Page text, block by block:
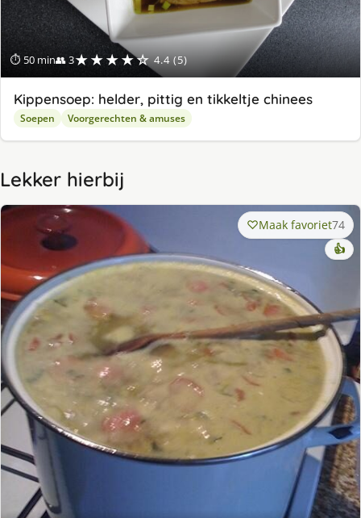
⏱ 50 min👥 3★★★★☆ 4.4 (5)
Kippensoep: helder, pittig en tikkeltje chinees
Soepen Voorgerechten & amuses
Lekker hierbij
Maak favoriet74
👍